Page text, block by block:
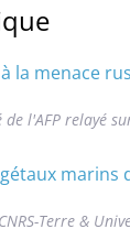
la menace
de l'AFP relayé
marins
Terre &